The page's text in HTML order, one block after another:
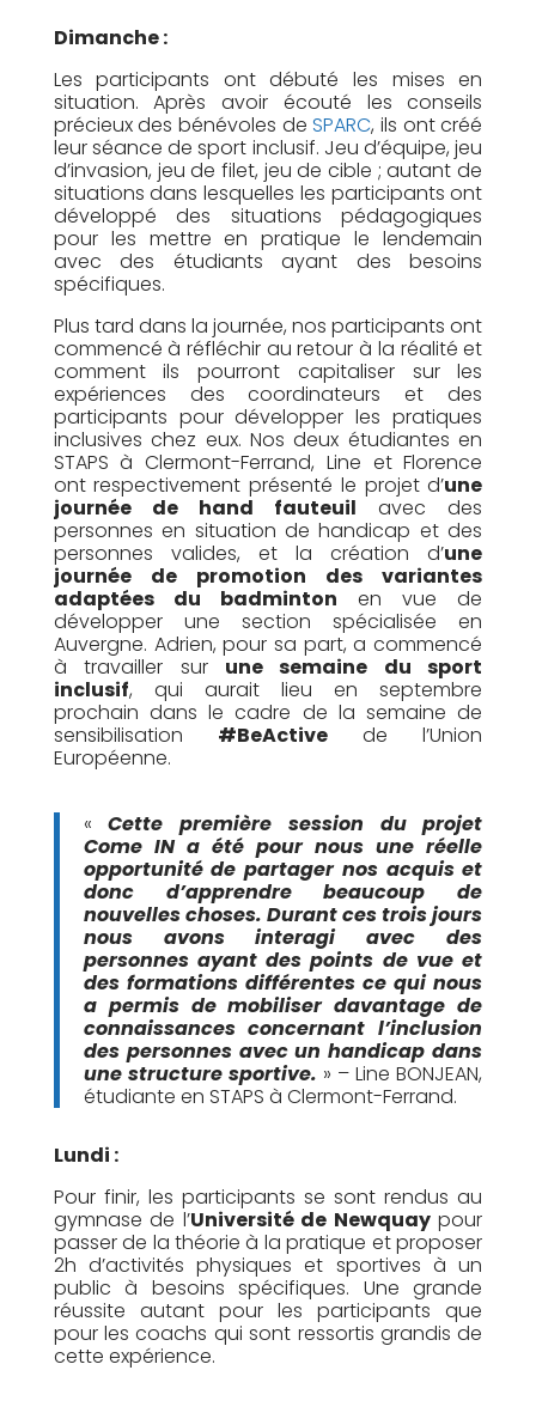
Dimanche :
Les participants ont débuté les mises en
situation. Après avoir écouté les conseils
précieux des bénévoles deSPARC, ils ont créé
leur séance de sport inclusif. Jeu d’équipe, jeu
d’invasion, jeu de filet, jeu de cible ; autant de
situations dans lesquelles les participants ont
développé des situations pédagogiques
pour les mettre en pratique le lendemain
avec des étudiants ayant des besoins
spécifiques.
Plus tard dans la journée, nos participants ont
commencé à réfléchir au retour à la réalité et
comment ils pourront capitaliser sur les
expériences des coordinateurs et des
participants pour développer les pratiques
inclusives chez eux. Nos deux étudiantes en
STAPS à Clermont-Ferrand, Line et Florence
ont respectivement présenté le projet d’une
journée de hand fauteuil avec des
personnes en situation de handicap et des
personnes valides, et la création d’une
journée de promotion des variantes
adaptées du badminton en vue de
développer une section spécialisée en
Auvergne. Adrien, pour sa part, a commencé
à travailler sur une semaine du sport
inclusif, qui aurait lieu en septembre
prochain dans le cadre de la semaine de
sensibilisation #BeActivede l’Union
Européenne.
«Cette première session du projet
Come IN a été pour nous une réelle
opportunité de partager nos acquis et
donc d’apprendre beaucoup de
nouvelles choses. Durant ces trois jours
nous avons interagi avec des
personnes ayant des points de vue et
des formations différentes ce qui nous
a permis de mobiliser davantage de
connaissances concernant l’inclusion
des personnes avec un handicap dans
une structure sportive. » – Line BONJEAN,
étudiante en STAPS à Clermont-Ferrand.
Lundi :
Pour finir, les participants se sont rendus au
gymnase de l’Université de Newquaypour
passer de la théorie à la pratique et proposer
2h d’activités physiques et sportives à un
public à besoins spécifiques. Une grande
réussite autant pour les participants que
pour les coachs qui sont ressortis grandis de
cette expérience.